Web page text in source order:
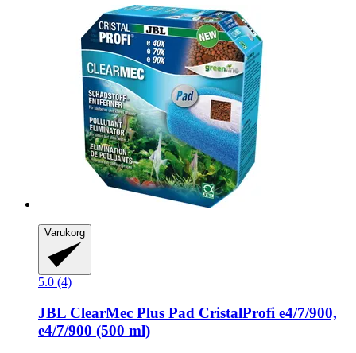
Varukorg
5.0 (4)
JBL ClearMec Plus Pad CristalProfi e4/7/900,
e4/7/900 (500 ml)